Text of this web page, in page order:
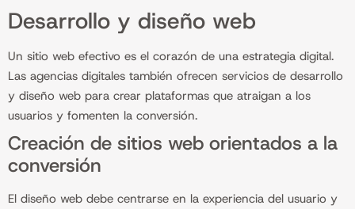
Desarrollo y diseño web
Un sitio web efectivo es el corazón de una estrategia digital.
Las agencias digitales también ofrecen servicios de desarrollo
y diseño web para crear plataformas que atraigan a los
usuarios y fomenten la conversión.
Creación de sitios web orientados a la
conversión
El diseño web debe centrarse en la experiencia del usuario y